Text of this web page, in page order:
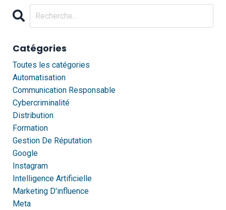
Catégories
Toutes les catégories
Automatisation
Communication Responsable
Cybercriminalité
Distribution
Formation
Gestion De Réputation
Google
Instagram
Intelligence Artificielle
Marketing D'influence
Meta